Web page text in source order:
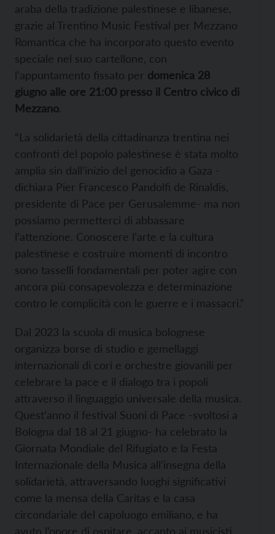
araba della tradizione palestinese e libanese,
grazie al Trentino Music Festival per Mezzano
Romantica che ha incorporato questo evento
speciale nel suo cartellone, con
l’appuntamento fissato per domenica 28
giugno alle ore 21:00 presso il Centro civico di
Mezzano.
“La solidarietà della cittadinanza trentina nei
confronti del popolo palestinese è stata molto
amplia sin dall’inizio del genocidio a Gaza -
dichiara Pier Francesco Pandolfi de Rinaldis,
presidente di Pace per Gerusalemme- ma non
possiamo permetterci di abbassare
l’attenzione. Conoscere l’arte e la cultura
palestinese e costruire momenti di incontro
sono tasselli fondamentali per poter agire con
ancora più consapevolezza e determinazione
contro le complicità con le guerre e i massacri.”
Dal 2023 la scuola di musica bolognese
organizza borse di studio e gemellaggi
internazionali di cori e orchestre giovanili per
celebrare la pace e il dialogo tra i popoli
attraverso il linguaggio universale della musica.
Quest’anno il festival Suoni di Pace -svoltosi a
Bologna dal 18 al 21 giugno- ha celebrato la
Giornata Mondiale del Rifugiato e la Festa
Internazionale della Musica all’insegna della
solidarietà, attraversando luoghi significativi
come la mensa della Caritas e la casa
circondariale del capoluogo emiliano, e ha
avuto l’onore di ospitare, accanto ai musicisti